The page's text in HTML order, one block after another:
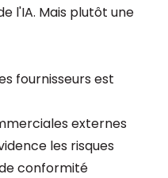
l'IA. Mais plutôt une
fournisseurs est
externes
les risques
conformité